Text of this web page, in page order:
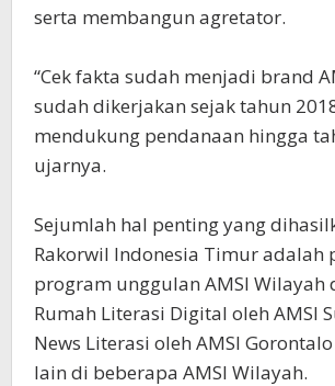
serta membangun agretator.
“Cek fakta sudah menjadi brand
sudah dikerjakan sejak tahun
mendukung pendanaan hingga
ujarnya.
Sejumlah hal penting yang
Rakorwil Indonesia Timur adalah
program unggulan AMSI Wilayah
Rumah Literasi Digital oleh AMSI
News Literasi oleh AMSI
lain di beberapa AMSI Wilayah.